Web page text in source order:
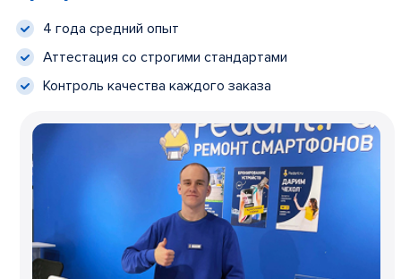
4 года средний опыт
Аттестация со строгими стандартами
Контроль качества каждого заказа